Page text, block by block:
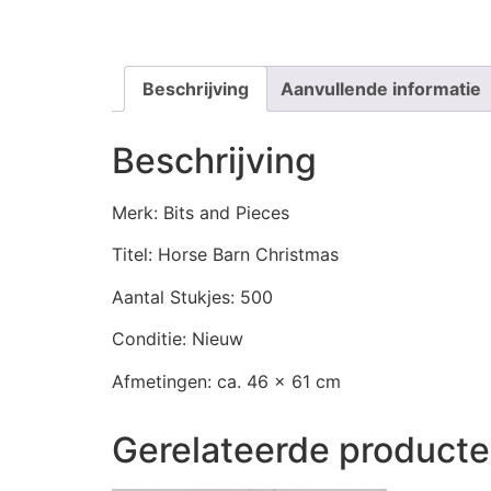
Beschrijving Aanvullende informatie
Beschrijving
Merk: Bits and Pieces
Titel: Horse Barn Christmas
Aantal Stukjes: 500
Conditie: Nieuw
Afmetingen: ca. 46 x 61 cm
Gerelateerde